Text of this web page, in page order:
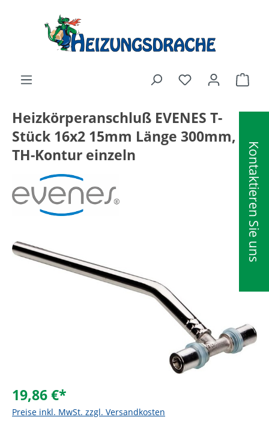
Kontaktieren Sie uns
Heizkörperanschluß EVENES T-
Stück 16x2 15mm Länge 300mm,
TH-Kontur einzeln
Bildergalerie überspringen
19,86 €*
Preise inkl. MwSt. zzgl. Versandkosten